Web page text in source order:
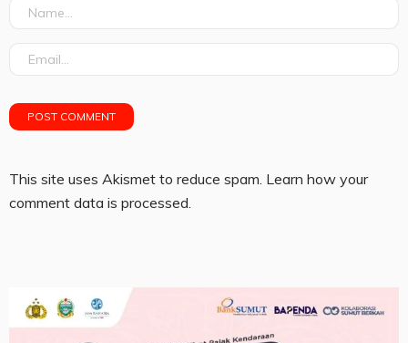
This site uses Akismet to reduce spam. Learn how your
comment data is processed.